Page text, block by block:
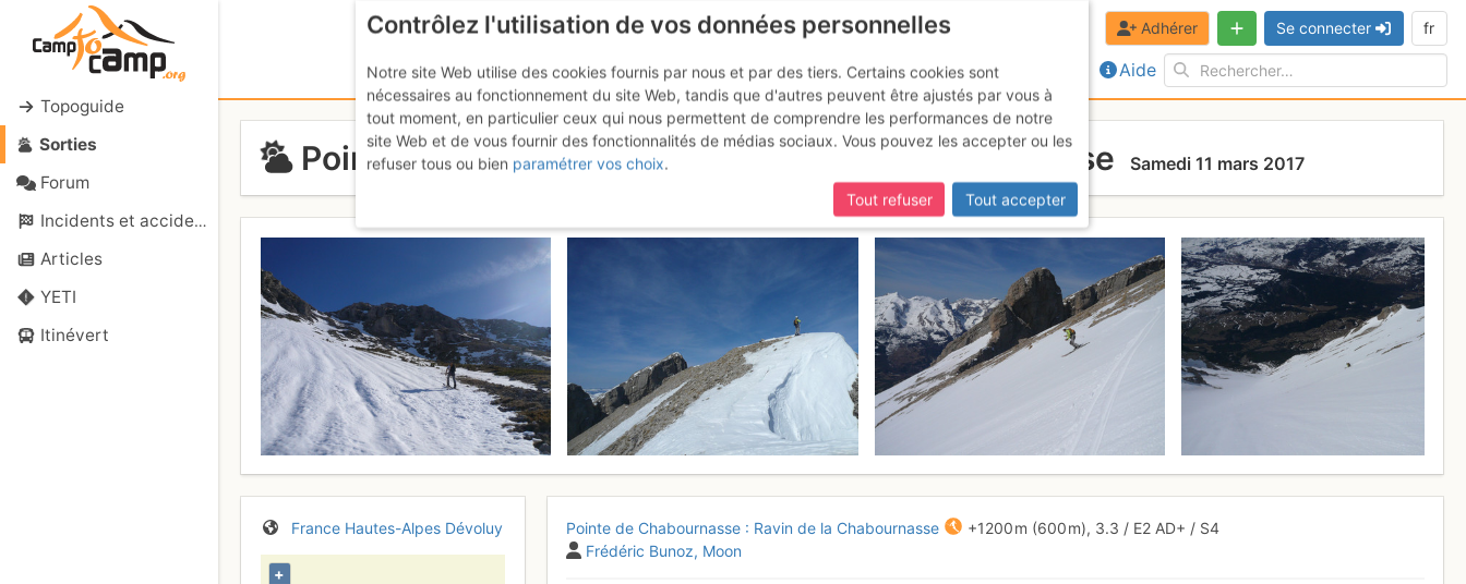
Topoguide
Sorties
Forum
Incidents et accidents
Articles
YETI
Itinévert
Aide
Adhérer Se connecter fr
Pointe de Chabournasse : Ravin de la Chabournasse Samedi 11 mars 2017
France Hautes-Alpes Dévoluy
+
Pointe de Chabournasse : Ravin de la Chabournasse +1200 m (600 m), 3.3 / E2 AD+ / S4
Frédéric Bunoz Moon
Contrôlez l'utilisation de vos données personnelles
Notre site Web utilise des cookies fournis par nous et par des tiers. Certains cookies sont
nécessaires au fonctionnement du site Web, tandis que d'autres peuvent être ajustés par vous à
tout moment, en particulier ceux qui nous permettent de comprendre les performances de notre
site Web et de vous fournir des fonctionnalités de médias sociaux. Vous pouvez les accepter ou les
refuser tous ou bien paramétrer vos choix.
Tout refuser
Tout accepter